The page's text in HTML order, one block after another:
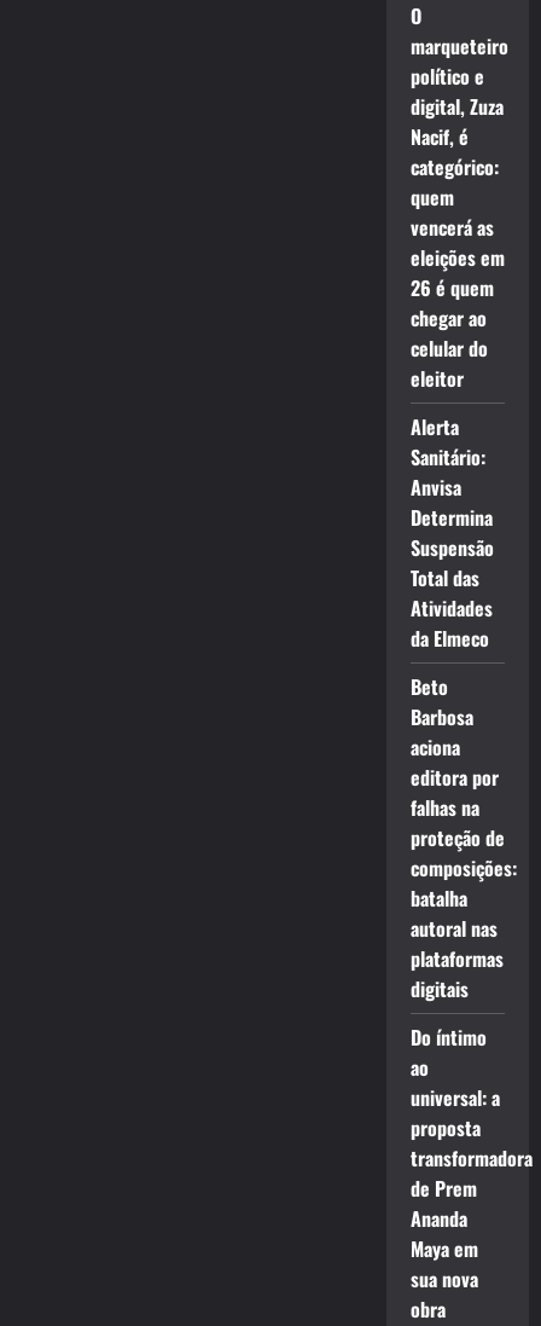
O
marqueteiro
político e
digital, Zuza
Nacif, é
categórico:
quem
vencerá as
eleições em
26 é quem
chegar ao
celular do
eleitor
Alerta
Sanitário:
Anvisa
Determina
Suspensão
Total das
Atividades
da Elmeco
Beto
Barbosa
aciona
editora por
falhas na
proteção de
composições:
batalha
autoral nas
plataformas
digitais
Do íntimo
ao
universal: a
proposta
transformadora
de Prem
Ananda
Maya em
sua nova
obra